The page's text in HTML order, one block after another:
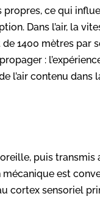
ce qui
Dans l’air, la
1400 mètres par
:
l’air contenu
puis transmis
mécanique est
cortex sensoriel